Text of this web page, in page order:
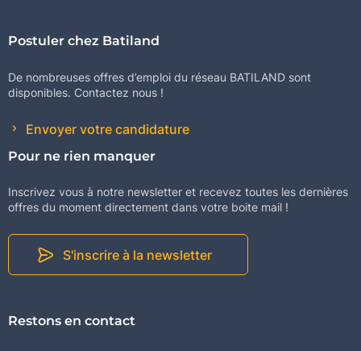
Postuler chez Batiland
De nombreuses offres d’emploi du réseau BATILAND sont
disponibles. Contactez nous !
Envoyer votre candidature
Pour ne rien manquer
Inscrivez vous à notre newsletter et recevez toutes les dernières
offres du moment directement dans votre boite mail !
S'inscrire à la newsletter
Restons en contact